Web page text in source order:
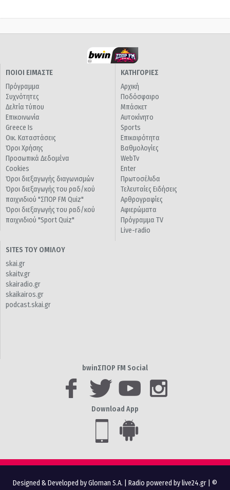
ΠΟΙΟΙ ΕΙΜΑΣΤΕ
Πρόγραμμα
Συχνότητες
Δελτία τύπου
Επικοινωνία
Greece Is
Οικ. Καταστάσεις
Όροι Χρήσης
Προσωπικά Δεδομένα
Cookies
Όροι διεξαγωγής διαγωνισμών
Όροι διεξαγωγής του ραδ/κού
παιχνιδιού "ΣΠΟΡ FM Quiz"
Όροι διεξαγωγής του ραδ/κού
παιχνιδιού "Sport Quiz"
ΚΑΤΗΓΟΡΙΕΣ
Αρχική
Ποδόσφαιρο
Μπάσκετ
Αυτοκίνητο
Sports
Επικαιρότητα
Βαθμολογίες
WebTv
Enter
Πρωτοσέλιδα
Τελευταίες Ειδήσεις
Αρθρογραφίες
Αφιερώματα
Πρόγραμμα TV
Live-radio
SITES ΤΟΥ ΟΜΙΛΟΥ
skai.gr
skaitv.gr
skairadio.gr
skaikairos.gr
podcast.skai.gr
bwinΣΠΟΡ FM Social
Download App
Designed & Developed by Gloman S.A. Radio powered by live24.gr | ©